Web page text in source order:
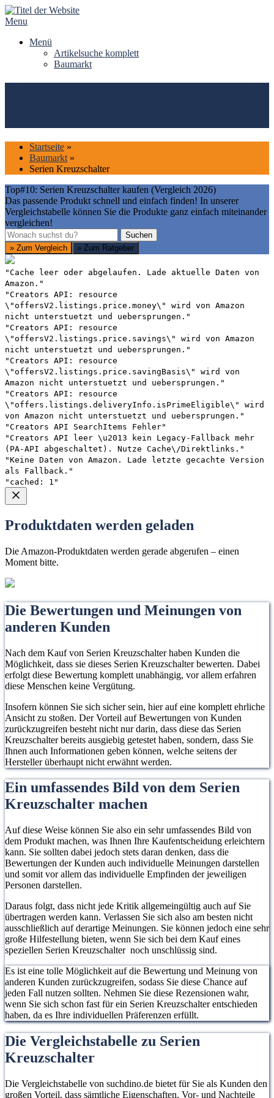
Skip
to
Menu
Menü
Artikelsuche komplett
Baumarkt
Startseite »
Baumarkt »
Serien Kreuzschalter
Top#10: Serien Kreuzschalter kaufen (Vergleich 2026)
Das passende Produkt schnell und einfach finden! In unserer
Vergleichstabelle können Sie die Produkte ganz einfach miteinander
vergleichen!
Suchen
Suchen
» Zum Vergleich
» Zum Ratgeber
"Cache leer oder abgelaufen. Lade aktuelle Daten von
Amazon."
"Creators API: resource
\"offersV2.listings.price.money\" wird von Amazon
nicht unterstuetzt und uebersprungen."
"Creators API: resource
\"offersV2.listings.price.savings\" wird von Amazon
nicht unterstuetzt und uebersprungen."
"Creators API: resource
\"offersV2.listings.price.savingBasis\" wird von
Amazon nicht unterstuetzt und uebersprungen."
"Creators API: resource
\"offers.listings.deliveryInfo.isPrimeEligible\" wird
von Amazon nicht unterstuetzt und uebersprungen."
"Creators API SearchItems Fehler"
"Creators API leer \u2013 kein Legacy-Fallback mehr
(PA-API abgeschaltet). Nutze Cache\/Direktlinks."
"Keine Daten von Amazon. Lade letzte gecachte Version
als Fallback."
"cached: 1"
Produktdaten werden geladen
Die Amazon-Produktdaten werden gerade abgerufen – einen
Moment bitte.
Die Bewertungen und Meinungen von
anderen Kunden
Nach dem Kauf von Serien Kreuzschalter haben Kunden die
Möglichkeit, dass sie dieses Serien Kreuzschalter bewerten. Dabei
erfolgt diese Bewertung komplett unabhängig, vor allem erfahren
diese Menschen keine Vergütung.
Insofern können Sie sich sicher sein, hier auf eine komplett ehrliche
Ansicht zu stoßen. Der Vorteil auf Bewertungen von Kunden
zurückzugreifen besteht nicht nur darin, dass diese das Serien
Kreuzschalter bereits ausgiebig getestet haben, sondern, dass Sie
Ihnen auch Informationen geben können, welche seitens der
Hersteller überhaupt nicht erwähnt werden.
Ein umfassendes Bild von dem Serien
Kreuzschalter machen
Auf diese Weise können Sie also ein sehr umfassendes Bild von
dem Produkt machen, was Ihnen Ihre Kaufentscheidung erleichtern
kann. Sie sollten dabei jedoch stets daran denken, dass die
Bewertungen der Kunden auch individuelle Meinungen darstellen
und somit vor allem das individuelle Empfinden der jeweiligen
Personen darstellen.
Daraus folgt, dass nicht jede Kritik allgemeingültig auch auf Sie
übertragen werden kann. Verlassen Sie sich also am besten nicht
ausschließlich auf derartige Meinungen. Sie können jedoch eine sehr
große Hilfestellung bieten, wenn Sie sich bei dem Kauf eines
speziellen Serien Kreuzschalter noch unschlüssig sind.
Es ist eine tolle Möglichkeit auf die Bewertung und Meinung von
anderen Kunden zurückzugreifen, sodass Sie diese Chance auf
jeden Fall nutzen sollten. Nehmen Sie diese Rezensionen wahr,
wenn Sie sich schon fast für ein Serien Kreuzschalter entschieden
haben, da es Ihre individuellen Präferenzen erfüllt.
Die Vergleichstabelle zu Serien
Kreuzschalter
Die Vergleichstabelle von suchdino.de bietet für Sie als Kunden den
großen Vorteil, dass sämtliche Eigenschaften, Vor- und Nachteile